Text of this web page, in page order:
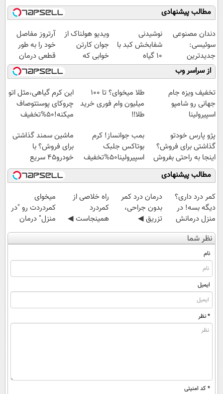
مطالب پیشنهادی
دندان مصنوعی
سوئیسی:
جدیدترین
فناوری اروپا،
سبک و مقاوم |
پرداخت قسطی
نوشیدنی
شفابخش کبد با
10 گیاه
موثر(تخفیف تا
امشب)
ویدیو هولناک از
جوان کارتن
خوابی که
میلیاردر شد.
آموزش رایگان
آرتروز مفاصل
خود را به طور
قطعی درمان
کنید!
◗پرسش‌نامه◖
از سراسر وب
تخفیف ویزه جام
جهانی رو شامپو
اسپیرولینا
طلا میخوای؟ تا 100
میلیون وام فوری خرید
طلا‼️
این کرم گیاهی،مثل اتو
چروکای پوستتوصاف
میکنه!50%تخفیف
پژو پارس خودتو
گذاشتی برای فروش؟
اینجا به راحتی بفروش
بمب جوانساز! کرم
بوتاکس جلبک
اسپیرولینا50%تخفیف
ماشین سمند گذاشتی
برای فروش؟ با
خودرو45 سریع
بفروش
مطالب پیشنهادی
کمر درد داری؟
دیگه بسه! در
منزل درمانش
کن
(◀پرسش‌نامه)
درمان درد کمر
بدون جراحی،
تزریق ◀
پرسش‌نامه رو پر
کن ▶
‌راه خلاصی از
کمردرد
همینجاست ◀
فقط کافیه فرم
رو پر کنی!
میخوای
کمردردت رو "در
منزل" درمان
کنی؟ (◂فیلم +
◂پرسش‌نامه)
نظر شما
نام
ایمیل
* نظر
* کد امنیتی